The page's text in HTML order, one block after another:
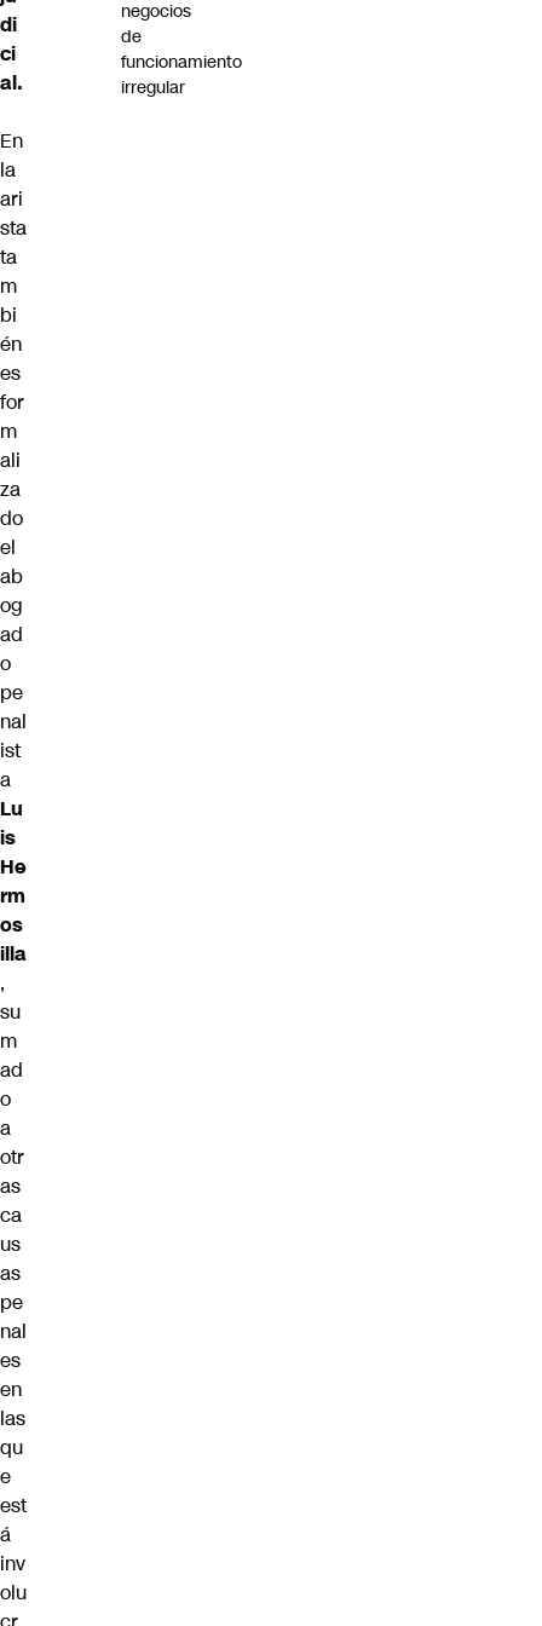
di
ci
al.
En
la
ari
sta
ta
m
bi
én
es
for
m
ali
za
do
el
ab
og
ad
o
pe
nal
ist
a
Lu
is
He
rm
os
illa
,
su
m
ad
o
a
otr
as
ca
us
as
pe
nal
es
en
las
qu
e
est
á
inv
olu
negocios
de
funcionamiento
irregular